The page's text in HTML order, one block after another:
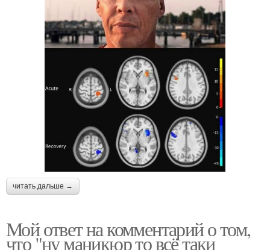
читать дальше →
Мой ответ на комментарий о том,
что "ну маникюр то всё таки